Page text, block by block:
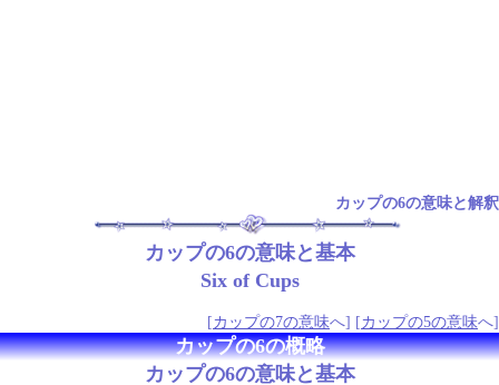
カップの6の意味と解釈
カップの6の意味と基本
Six of Cups
[カップの7の意味へ] [カップの5の意味へ]
カップの6の概略
カップの6の意味と基本